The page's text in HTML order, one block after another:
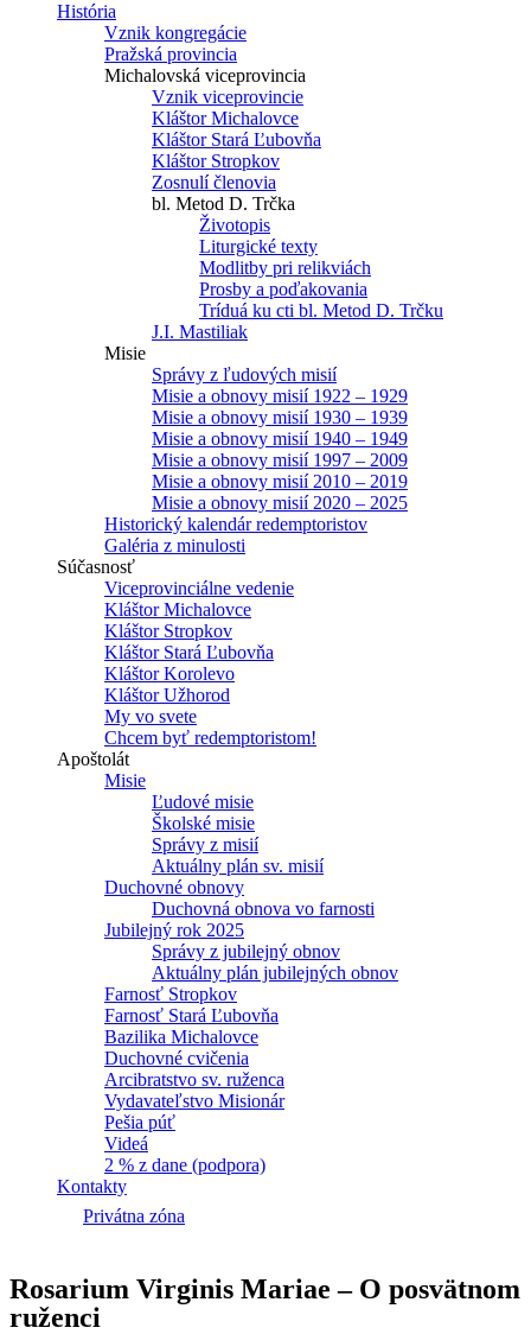
História
Vznik kongregácie
Pražská provincia
Michalovská viceprovincia
Vznik viceprovincie
Kláštor Michalovce
Kláštor Stará Ľubovňa
Kláštor Stropkov
Zosnulí členovia
bl. Metod D. Trčka
Životopis
Liturgické texty
Modlitby pri relikviách
Prosby a poďakovania
Tríduá ku cti bl. Metod D. Trčku
J.I. Mastiliak
Misie
Správy z ľudových misií
Misie a obnovy misií 1922 – 1929
Misie a obnovy misií 1930 – 1939
Misie a obnovy misií 1940 – 1949
Misie a obnovy misií 1997 – 2009
Misie a obnovy misií 2010 – 2019
Misie a obnovy misií 2020 – 2025
Historický kalendár redemptoristov
Galéria z minulosti
Súčasnosť
Viceprovinciálne vedenie
Kláštor Michalovce
Kláštor Stropkov
Kláštor Stará Ľubovňa
Kláštor Korolevo
Kláštor Užhorod
My vo svete
Chcem byť redemptoristom!
Apoštolát
Misie
Ľudové misie
Školské misie
Správy z misií
Aktuálny plán sv. misií
Duchovné obnovy
Duchovná obnova vo farnosti
Jubilejný rok 2025
Správy z jubilejný obnov
Aktuálny plán jubilejných obnov
Farnosť Stropkov
Farnosť Stará Ľubovňa
Bazilika Michalovce
Duchovné cvičenia
Arcibratstvo sv. ruženca
Vydavateľstvo Misionár
Pešia púť
Videá
2 % z dane (podpora)
Kontakty
Privátna zóna
Rosarium Virginis Mariae – O posvätnom
ruženci